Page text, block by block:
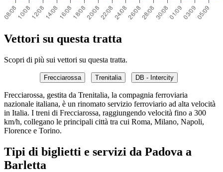
Vettori su questa tratta
Scopri di più sui vettori su questa tratta.
Frecciarossa Trenitalia DB - Intercity
Frecciarossa, gestita da Trenitalia, la compagnia ferroviaria
nazionale italiana, è un rinomato servizio ferroviario ad alta velocità
in Italia. I treni di Frecciarossa, raggiungendo velocità fino a 300
km/h, collegano le principali città tra cui Roma, Milano, Napoli,
Florence e Torino.
Tipi di biglietti e servizi da Padova a
Barletta